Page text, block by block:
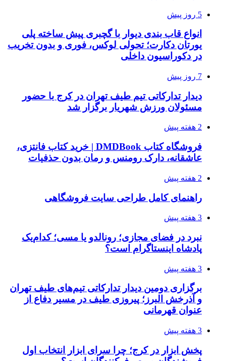
5 روز پیش
انواع قاب بندی دیوار با گچبری پیش ساخته پلی
یورتان دکارت؛ تحولی لوکس، فوری و بدون تخریب
در دکوراسیون داخلی
7 روز پیش
دیدار تدارکاتی تیم طیف تهران در کرج با حضور
مسئولان ورزش شهریار برگزار شد
2 هفته پیش
فروشگاه کتاب DMDBook | خرید کتاب فانتزی،
عاشقانه، دارک رومنس و رمان بدون حذفیات
2 هفته پیش
راهنمای کامل طراحی سایت فروشگاهی
3 هفته پیش
نبرد در فضای مجازی؛ رونالدو یا مسی؛ کدام‌یک
پادشاه اینستاگرام است؟
3 هفته پیش
برگزاری دومین دیدار تدارکاتی تیم‌های طیف تهران
و آذرخش البرز؛ پیروزی طیف در مسیر دفاع از
عنوان قهرمانی
3 هفته پیش
پخش ابزار در کرج؛ چرا سرای ابزار انتخاب اول